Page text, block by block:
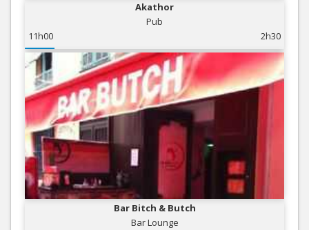
Akathor
Pub
11h00
2h30
Bar Bitch & Butch
Bar Lounge